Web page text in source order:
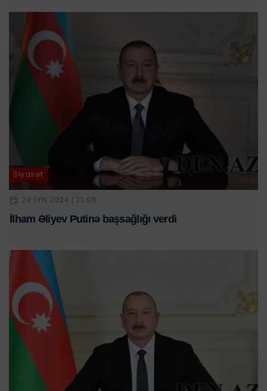
Siyasət
24 IYN 2024 | 11:09
İlham Əliyev Putinə başsağlığı verdi